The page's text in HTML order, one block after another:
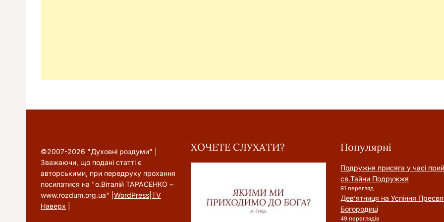
©2007-2026 "Духовні роздуми" |
Зважаючи, що подані статті є
авторськими, при передруку прохання
посилатися на "о.Віталій ТАРАСЕНКО ~
www.rozdum.org.ua" | WordPress TV
Наверх
ХОЧЕТЕ СЛУХАТИ? Популярні
Подружня присягa у часі
cв.Тайни Подружжя
91 перегляд
Дев’ятниця на Успіння
Богородиці
49 переглядів